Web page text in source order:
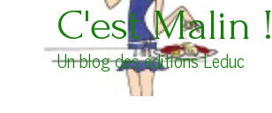
C'est Malin !
Un blog des éditions Leduc